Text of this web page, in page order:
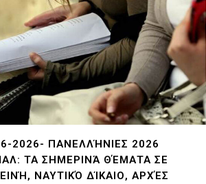
2026- ΠΑΝΕΛΛΉΝΙΕΣ 2026
ΤΑ ΣΗΜΕΡΙΝΆ ΘΈΜΑΤΑ ΣΕ
ΝΑΥΤΙΚΌ ΔΊΚΑΙΟ, ΑΡΧΈΣ